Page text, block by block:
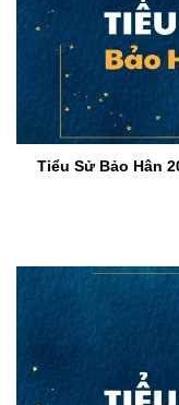
Tiểu Sử Bảo Hân